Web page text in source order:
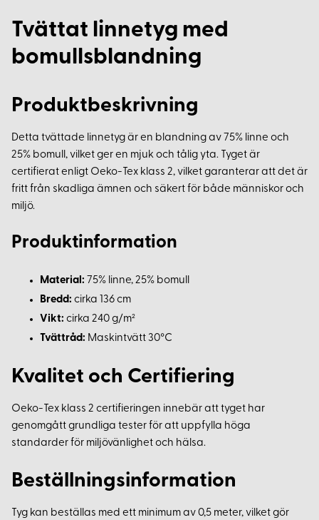
Tvättat linnetyg med
bomullsblandning
Produktbeskrivning
Detta tvättade linnetyg är en blandning av 75% linne och
25% bomull, vilket ger en mjuk och tålig yta. Tyget är
certifierat enligt Oeko-Tex klass 2, vilket garanterar att det är
fritt från skadliga ämnen och säkert för både människor och
miljö.
Produktinformation
Material: 75% linne, 25% bomull
Bredd: cirka 136 cm
Vikt: cirka 240 g/m²
Tvättråd: Maskintvätt 30°C
Kvalitet och Certifiering
Oeko-Tex klass 2 certifieringen innebär att tyget har
genomgått grundliga tester för att uppfylla höga
standarder för miljövänlighet och hälsa.
Beställningsinformation
Tyg kan beställas med ett minimum av 0,5 meter, vilket gör